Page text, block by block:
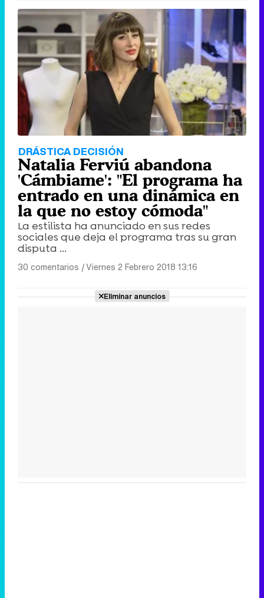
DRÁSTICA DECISIÓN
Natalia Ferviú abandona
'Cámbiame': "El programa ha
entrado en una dinámica en
la que no estoy cómoda"
La estilista ha anunciado en sus redes
sociales que deja el programa tras su gran
disputa ...
30 comentarios |Viernes 2 Febrero 2018 13:16
Eliminar anuncios